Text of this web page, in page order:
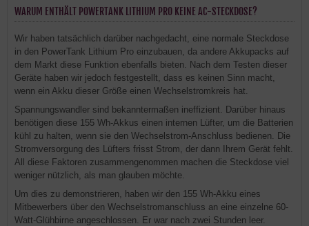
WARUM ENTHÄLT POWERTANK LITHIUM PRO KEINE AC-STECKDOSE?
Wir haben tatsächlich darüber nachgedacht, eine normale Steckdose
in den PowerTank Lithium Pro einzubauen, da andere Akkupacks auf
dem Markt diese Funktion ebenfalls bieten. Nach dem Testen dieser
Geräte haben wir jedoch festgestellt, dass es keinen Sinn macht,
wenn ein Akku dieser Größe einen Wechselstromkreis hat.
Spannungswandler sind bekanntermaßen ineffizient. Darüber hinaus
benötigen diese 155 Wh-Akkus einen internen Lüfter, um die Batterien
kühl zu halten, wenn sie den Wechselstrom-Anschluss bedienen. Die
Stromversorgung des Lüfters frisst Strom, der dann Ihrem Gerät fehlt.
All diese Faktoren zusammengenommen machen die Steckdose viel
weniger nützlich, als man glauben möchte.
Um dies zu demonstrieren, haben wir den 155 Wh-Akku eines
Mitbewerbers über den Wechselstromanschluss an eine einzelne 60-
Watt-Glühbirne angeschlossen. Er war nach zwei Stunden leer.